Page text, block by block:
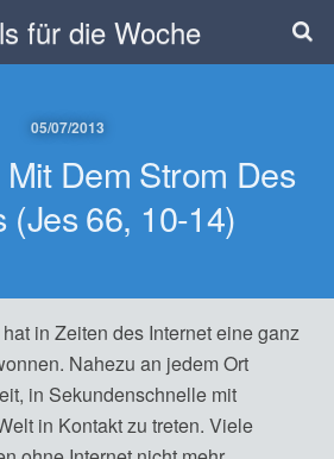
für die Woche
05/07/2013
Dem Strom Des
(Jes 66, 10-14)
in Zeiten des Internet eine ganz
Nahezu an jedem Ort
in Sekundenschnelle mit
in Kontakt zu treten. Viele